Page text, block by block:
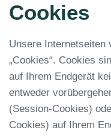
Cookies
Unsere Internetseiten
„Cookies“. Cookies
auf Ihrem Endgerät
entweder
(Session-Cookies)
Cookies) auf Ihrem